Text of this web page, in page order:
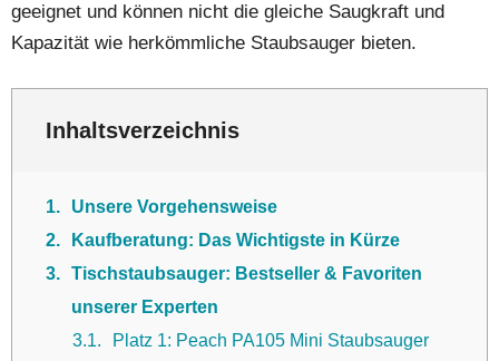
geeignet und können nicht die gleiche Saugkraft und
Kapazität wie herkömmliche Staubsauger bieten.
Inhaltsverzeichnis
1
Unsere Vorgehensweise
2
Kaufberatung: Das Wichtigste in Kürze
3
Tischstaubsauger: Bestseller & Favoriten
unserer Experten
3.1
Platz 1: Peach PA105 Mini Staubsauger